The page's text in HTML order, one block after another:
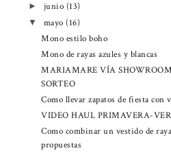
► junio (13)
▼ mayo (16)
Mono estilo boho
Mono de rayas azules y blancas
MARIAMARE VÍA
SORTEO
Como llevar zapatos de fiesta con
VIDEO HAUL PRIMAVERA-
Como combinar un vestido de
propuestas